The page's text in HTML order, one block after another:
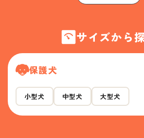
サイズから
保護犬
小型犬 中型犬 大型犬